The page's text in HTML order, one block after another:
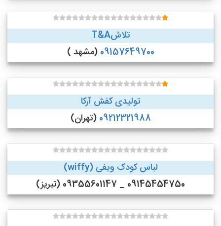
تلاشT&A
09157649700 (مشهد )
تولیدی کفش آرکا
09212321988 (تهران)
لباس کودک ویفی (wiffy)
09145454750 _ 09355601147 (تبریز)